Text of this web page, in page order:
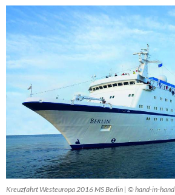
Kreuzfahrt Westeuropa 2016 MS Berlin | © hand-in-hand